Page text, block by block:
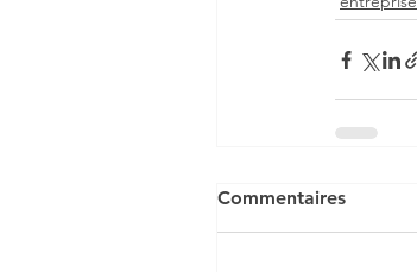
Commentaires